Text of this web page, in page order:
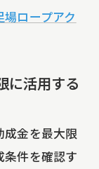
金の役割
相談窓口
ロープアク
に活用する
金を最大限
件を確認す